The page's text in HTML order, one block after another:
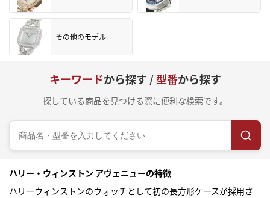
その他のモデル
キーワードから探す /型番から探す
探している商品を見つける際に便利な検索です。
ハリー・ウィンストン アヴェニューの特徴
ハリーウィンストンのウォッチとして初の長方形ケースが採用さ